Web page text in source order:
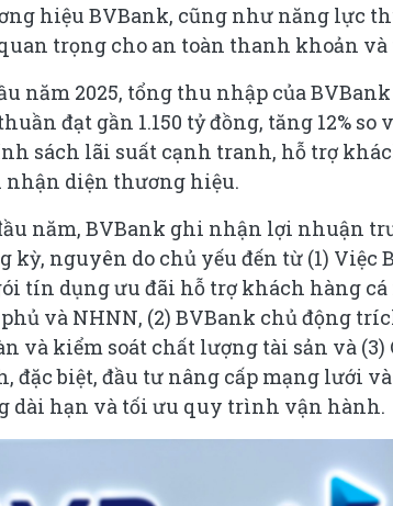
hiệu BVBank, cũng như năng lực
trọng cho an toàn thanh khoản
năm 2025, tổng thu nhập của
đạt gần 1.150 tỷ đồng, tăng 12%
sách lãi suất cạnh tranh, hỗ trợ
diện thương hiệu.
năm, BVBank ghi nhận lợi nhuận
kỳ, nguyên do chủ yếu đến từ (1)
tín dụng ưu đãi hỗ trợ khách hàng
và NHNN, (2) BVBank chủ động
và kiểm soát chất lượng tài sản và (3)
đặc biệt, đầu tư nâng cấp mạng lưới
dài hạn và tối ưu quy trình vận hành.